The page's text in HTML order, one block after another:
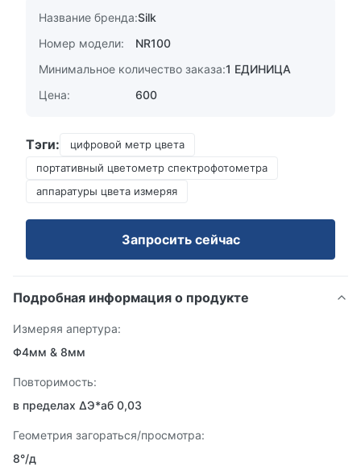
Название бренда:Silk
Номер модели:
NR100
Минимальное количество заказа:1 ЕДИНИЦА
Цена:
600
Тэги:
цифровой метр цвета
портативный цветометр спектрофотометра
аппаратуры цвета измеряя
Запросить сейчас
Подробная информация о продукте
Измеряя апертура:
Φ4мм & 8мм
Повторимость:
в пределах ΔЭ*аб 0,03
Геометрия загораться/просмотра:
8°/д